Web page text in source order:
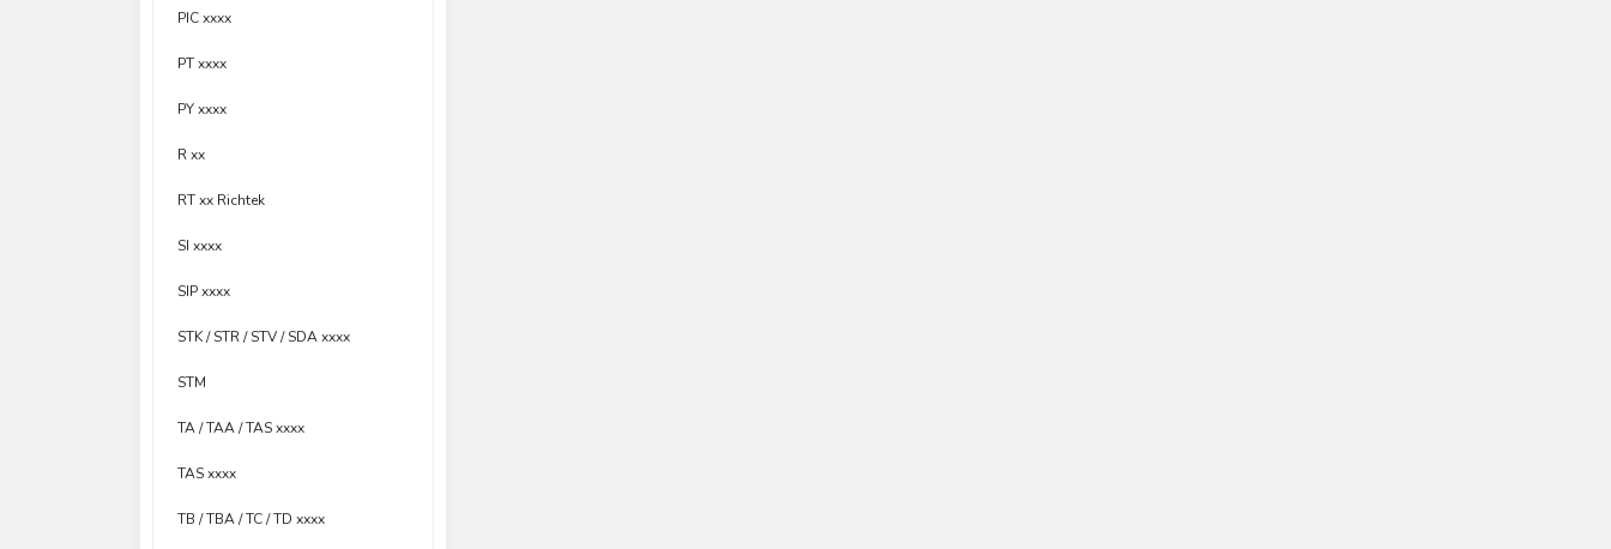
PIC xxxx
PT xxxx
PY xxxx
R xx
RT xx Richtek
SI xxxx
SIP xxxx
STK / STR / STV / SDA xxxx
STM
TA / TAA / TAS xxxx
TAS xxxx
TB / TBA / TC / TD xxxx